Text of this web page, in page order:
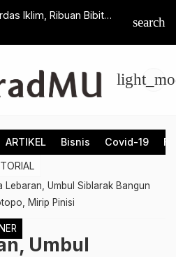
Iklim, Ribuan Bibit
Difabel
search
ARTIKEL Bisnis Covid-19
Lebaran, Umbul Siblarak Bangun
Mirip Pinisi
Umbul